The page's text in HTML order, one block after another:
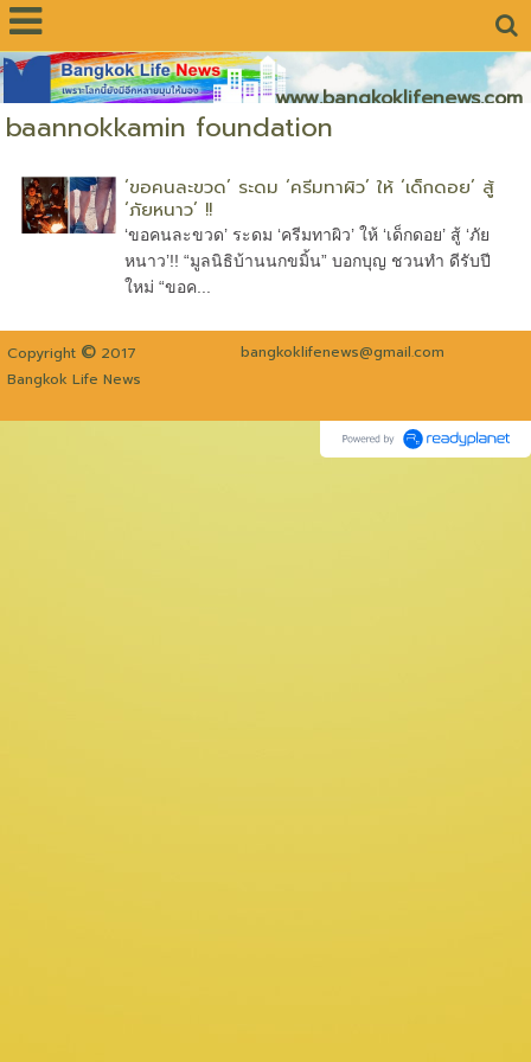
www.bangkoklifenews.com
baannokkamin foundation
‘ขอคนละขวด’ ระดม ‘ครีมทาผิว’ ให้ ‘เด็กดอย’ สู้
‘ภัยหนาว’ !!
‘ขอคนละขวด’ ระดม ‘ครีมทาผิว’ ให้ ‘เด็กดอย’ สู้ ‘ภัย
หนาว’!! “มูลนิธิบ้านนกขมิ้น” บอกบุญ ชวนทำ ดีรับปี
ใหม่ “ขอค...
Copyright © 2017
bangkoklifenews@gmail.com
Bangkok Life News